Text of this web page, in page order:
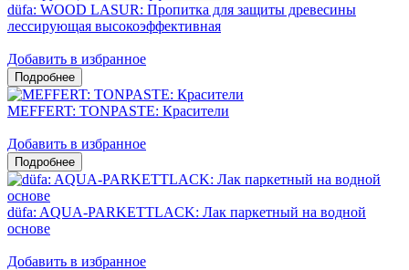
düfa: WOOD LASUR: Пропитка для защиты древесины
лессирующая высокоэффективная
Добавить в избранное
MEFFERT: TONPASTE: Красители
Добавить в избранное
düfa: AQUA-PARKETTLACK: Лак паркетный на водной
основе
Добавить в избранное